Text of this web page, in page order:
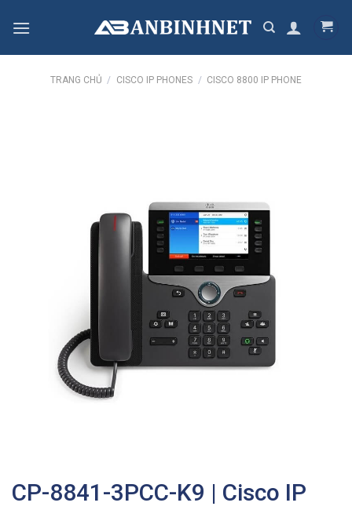
TRANG CHỦ / CISCO IP PHONES / CISCO 8800 IP PHONE
CP-8841-3PCC-K9 | Cisco IP